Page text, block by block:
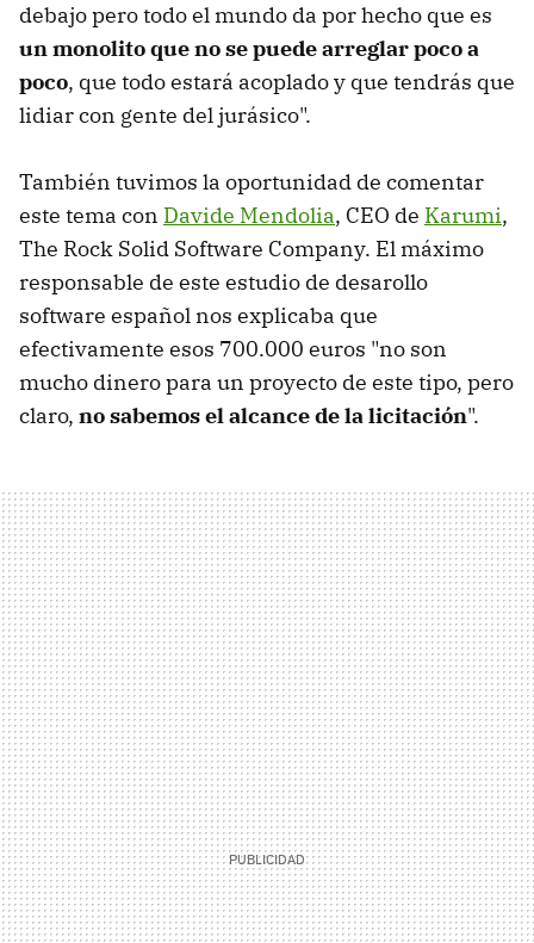
debajo pero todo el mundo da por hecho que es
un monolito que no se puede arreglar poco a
poco, que todo estará acoplado y que tendrás que
lidiar con gente del jurásico".
También tuvimos la oportunidad de comentar
este tema con Davide Mendolia, CEO de Karumi,
The Rock Solid Software Company. El máximo
responsable de este estudio de desarollo
software español nos explicaba que
efectivamente esos 700.000 euros "no son
mucho dinero para un proyecto de este tipo, pero
claro, no sabemos el alcance de la licitación".